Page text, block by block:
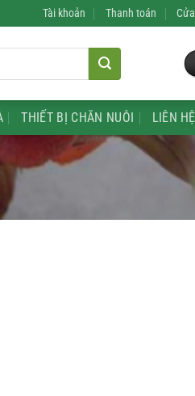
Tài khoản Thanh toán
THIẾT BỊ CHĂN NUÔI LIÊN HỆ